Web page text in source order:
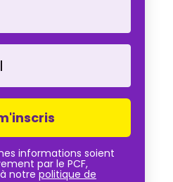
informations soient
par le PCF,
notrepolitique de